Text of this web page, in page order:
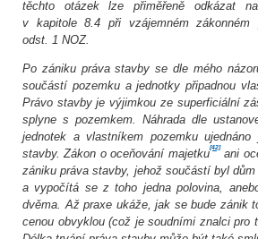
těchto otázek lze přiměřeně odkázat
v kapitole 8.4 při vzájemném zákonném
odst. 1 NOZ.
Po zániku práva stavby se dle mého
součástí pozemku a jednotky připadnou
Právo stavby je výjimkou ze superficiální
splyne s pozemkem. Náhrada dle
jednotek a vlastníkem pozemku
stavby. Zákon o oceňování majetku[42]ani
zániku práva stavby, jehož součástí byl
a vypočítá se z toho jedna polovina,
dvěma. Až praxe ukáže, jak se bude zánik
cenou obvyklou (což je soudními znalci pro